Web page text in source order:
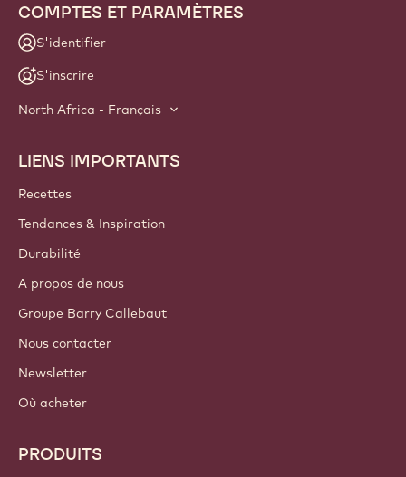
COMPTES ET PARAMÈTRES
S'identifier
S'inscrire
North Africa - Français
Footer
Callebaut
LIENS IMPORTANTS
Recettes
Tendances & Inspiration
Durabilité
A propos de nous
Groupe Barry Callebaut
Nous contacter
Newsletter
Où acheter
PRODUITS